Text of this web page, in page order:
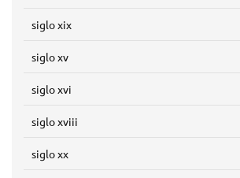
siglo xix
siglo xv
siglo xvi
siglo xviii
siglo xx